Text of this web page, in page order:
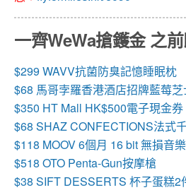
一齊WeWa搶鑊金 之
$299 WAVV抗菌防臭記憶睡眠枕
$68 馬哥孛羅香港酒店招牌藍莓
$350 HT Mall HK$500電子現金券
$68 SHAZ CONFECTIONS法式
$118 MOOV 6個月 16 bit 無損音
$518 OTO Penta-Gun按摩槍
$38 SIFT DESSERTS 杯子蛋糕2